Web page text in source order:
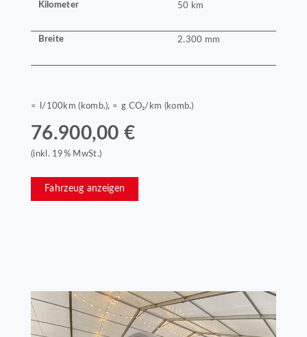
Kilometer 50 km
Breite 2.300 mm
≈ l/100km (komb.), ≈ g CO₂/km (komb.)
76.900,00 €
(inkl. 19% MwSt.)
Fahrzeug anzeigen